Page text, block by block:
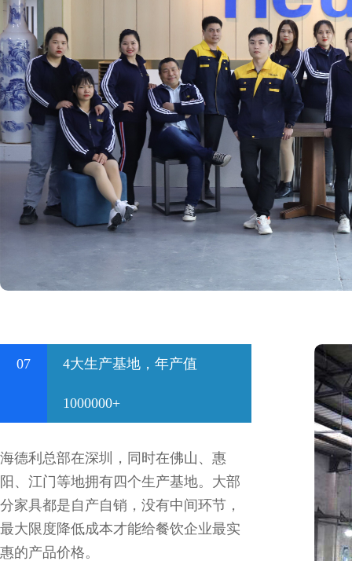
07 4大生产基地，年产值
1000000+
海德利总部在深圳，同时在佛山、惠
阳、江门等地拥有四个生产基地。大部
分家具都是自产自销，没有中间环节，
最大限度降低成本才能给餐饮企业最实
惠的产品价格。